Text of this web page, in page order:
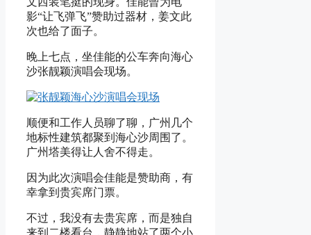
影“让飞弹飞”赞助过器材，姜文此
次也给了面子。
晚上七点，坐佳能的公车奔向海心
沙张靓颖演唱会现场。
顺便和工作人员聊了聊，广州几个
地标性建筑都聚到海心沙周围了。
广州塔美得让人舍不得走。
因为此次演唱会佳能是赞助商，有
幸拿到贵宾席门票。
不过，我没有去贵宾席，而是独自